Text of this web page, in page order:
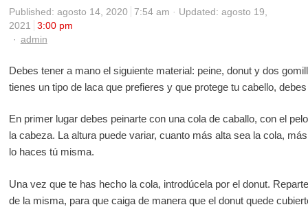
Published: agosto 14, 2020 7:54 am
Updated: agosto 19,
2021
3:00 pm
Author
admin
Debes tener a mano el siguiente material: peine, donut y dos
tienes un tipo de laca que prefieres y que protege tu cabello,
En primer lugar debes peinarte con una cola de caballo, con el
la cabeza. La altura puede variar, cuanto más alta sea la cola,
lo haces tú misma.
Una vez que te has hecho la cola, introdúcela por el donut.
de la misma, para que caiga de manera que el donut quede